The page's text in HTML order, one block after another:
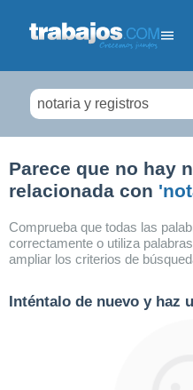
Parece que no hay
relacionada con
Comprueba que todas las
correctamente o utiliza
ampliar los criterios de
Inténtalo de nuevo y haz